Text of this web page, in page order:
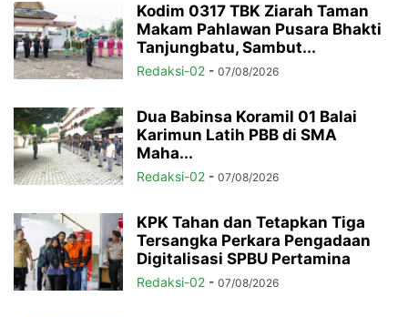
Kodim 0317 TBK Ziarah Taman
Makam Pahlawan Pusara Bhakti
Tanjungbatu, Sambut...
Redaksi-02 - 07/08/2026
Dua Babinsa Koramil 01 Balai
Karimun Latih PBB di SMA
Maha...
Redaksi-02 - 07/08/2026
KPK Tahan dan Tetapkan Tiga
Tersangka Perkara Pengadaan
Digitalisasi SPBU Pertamina
Redaksi-02 - 07/08/2026